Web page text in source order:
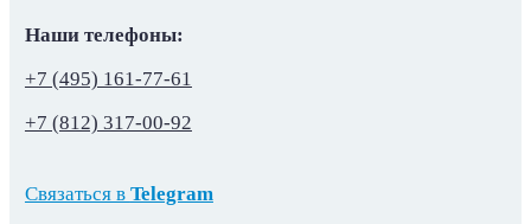
Наши телефоны:
+7 (495) 161-77-61
+7 (812) 317-00-92
Связаться в Telegram